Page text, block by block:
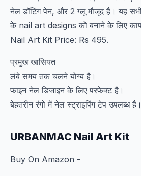
नेल डॉटिंग पेन, और 2 ग्लू मौजूद है। यह
के nail art designs को बनाने के लिए
Nail Art Kit Price: Rs 495.
प्रमुख खासियत
लंबे समय तक चलने योग्य है।
फाइन नेल डिजाइन के लिए परफेक्ट है।
बेहतरीन रंगो में नेल स्ट्राइपिंग टेप उपलब्ध है।
URBANMAC Nail Art Kit
Buy On Amazon -